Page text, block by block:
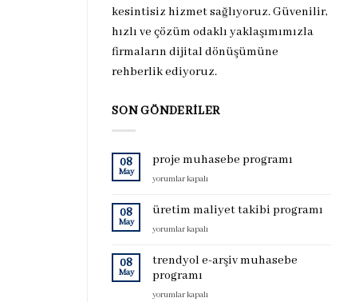
kesintisiz hizmet sağlıyoruz. Güvenilir,
hızlı ve çözüm odaklı yaklaşımımızla
firmaların dijital dönüşümüne
rehberlik ediyoruz.
SON GÖNDERILER
08
May
proje muhasebe programı
proje
programı
yorumlar kapalı
08
May
üretim maliyet takibi programı
üretim
takibi
için
yorumlar kapalı
08
May
trendyol e-arşiv muhasebe
programı
trendyol
yorumlar kapalı